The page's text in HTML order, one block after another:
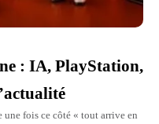
: IA, PlayStation,
une fois ce côté « tout arrive en